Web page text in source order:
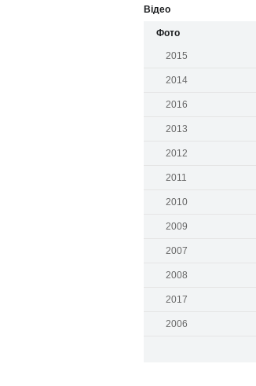
Відео
Фото
2015
2014
2016
2013
2012
2011
2010
2009
2007
2008
2017
2006